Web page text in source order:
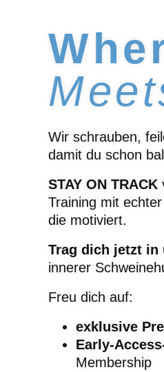
Wir schrauben,
damit du schon
STAY ON TRACK
Training mit
die motiviert.
Trag dich jetzt in
innerer
Freu dich auf:
exklusive
Early-
Membership